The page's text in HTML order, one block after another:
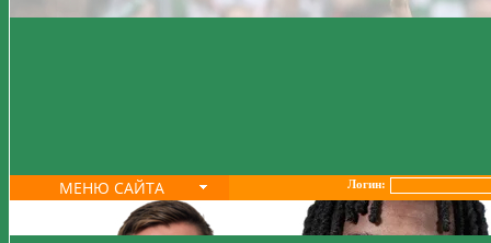
МЕНЮ САЙТА Логин: